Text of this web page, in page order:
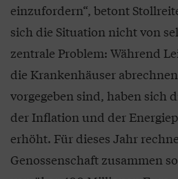
einzufordern“, betont
sich die Situation nicht von
zentrale Problem: Während
die Krankenhäuser
vorgegeben sind, haben sich
der Inflation und der
erhöht. Für dieses Jahr
Genossenschaft zusammen